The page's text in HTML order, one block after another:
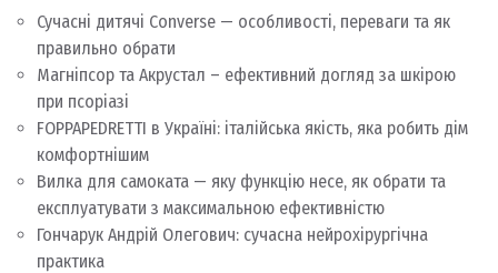
Сучасні дитячі Converse — особливості, переваги та як
правильно обрати
Магніпсор та Акрустал – ефективний догляд за шкірою
при псоріазі
FOPPAPEDRETTI в Україні: італійська якість, яка робить дім
комфортнішим
Вилка для самоката — яку функцію несе, як обрати та
експлуатувати з максимальною ефективністю
Гончарук Андрій Олегович: сучасна нейрохірургічна
практика